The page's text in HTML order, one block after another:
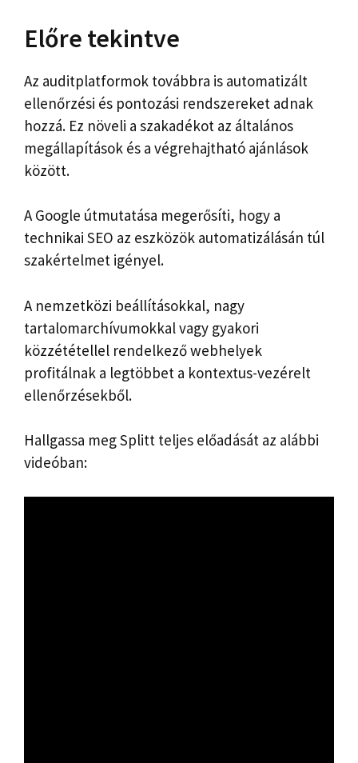
Előre tekintve
Az auditplatformok továbbra is automatizált
ellenőrzési és pontozási rendszereket adnak
hozzá. Ez növeli a szakadékot az általános
megállapítások és a végrehajtható ajánlások
között.
A Google útmutatása megerősíti, hogy a
technikai SEO az eszközök automatizálásán túl
szakértelmet igényel.
A nemzetközi beállításokkal, nagy
tartalomarchívumokkal vagy gyakori
közzététellel rendelkező webhelyek
profitálnak a legtöbbet a kontextus-vezérelt
ellenőrzésekből.
Hallgassa meg Splitt teljes előadását az alábbi
videóban: